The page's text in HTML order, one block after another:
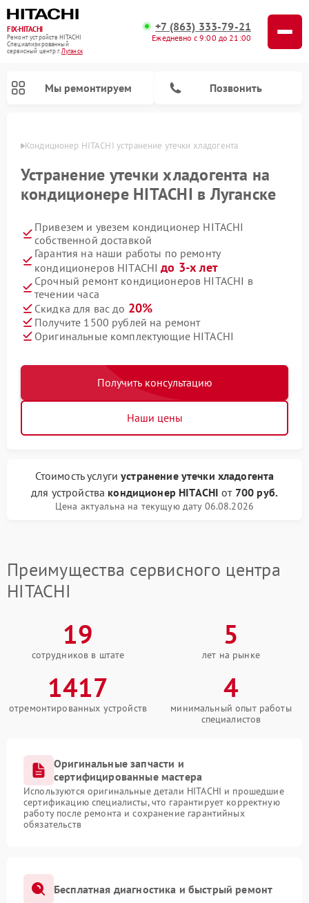
FIX-HITACHI
Ремонт устройств HITACHI
Специализированный
cервисный центр г.Луганск
+7 (863) 333-79-21
Ежедневно с 9:00 до 21:00
Мы ремонтируем Позвонить
Кондиционер HITACHI устранение утечки хладогента
Устранение утечки хладогента на
кондиционере HITACHI в Луганске
Привезем и увезем кондиционер HITACHI
собственной доставкой
Гарантия на наши работы по ремонту
кондиционеров HITACHIдо 3-х лет
Срочный ремонт кондиционеров HITACHI в
течении часа
Скидка для вас до 20%
Получите 1500 рублей на ремонт
Оригинальные комплектующие HITACHI
Получить консультацию
Наши цены
Стоимость услугиустранение утечки хладогента
для устройства кондиционер HITACHI от 700 руб.
Цена актуальна на текущую дату 06.08.2026
Преимущества сервисного центра
HITACHI
19
сотрудников в штате
5
лет на рынке
1417
отремонтированных устройств
4
минимальный опыт работы
специалистов
Оригинальные запчасти и
сертифицированные мастера
Используются оригинальные детали HITACHI и прошедшие
сертификацию специалисты, что гарантирует корректную
работу после ремонта и сохранение гарантийных
обязательств
Бесплатная диагностика и быстрый ремонт